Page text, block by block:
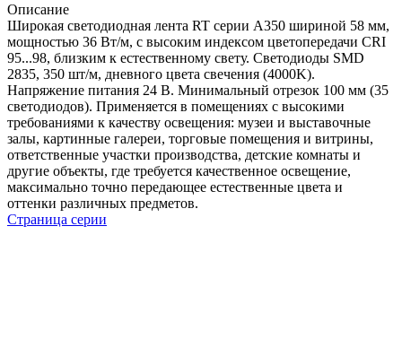
Описание
Широкая светодиодная лента RT серии A350 шириной 58 мм,
мощностью 36 Вт/м, с высоким индексом цветопередачи CRI
95...98, близким к естественному свету. Светодиоды SMD
2835, 350 шт/м, дневного цвета свечения (4000K).
Напряжение питания 24 В. Минимальный отрезок 100 мм (35
светодиодов). Применяется в помещениях с высокими
требованиями к качеству освещения: музеи и выставочные
залы, картинные галереи, торговые помещения и витрины,
ответственные участки производства, детские комнаты и
другие объекты, где требуется качественное освещение,
максимально точно передающее естественные цвета и
оттенки различных предметов.
Страница серии